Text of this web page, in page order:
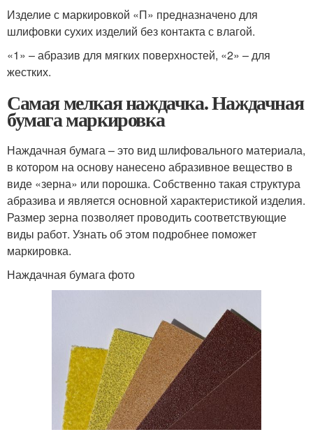
Изделие с маркировкой «П» предназначено для
шлифовки сухих изделий без контакта с влагой.
«1» – абразив для мягких поверхностей, «2» – для
жестких.
Самая мелкая наждачка. Наждачная
бумага маркировка
Наждачная бумага – это вид шлифовального материала,
в котором на основу нанесено абразивное вещество в
виде «зерна» или порошка. Собственно такая структура
абразива и является основной характеристикой изделия.
Размер зерна позволяет проводить соответствующие
виды работ. Узнать об этом подробнее поможет
маркировка.
Наждачная бумага фото